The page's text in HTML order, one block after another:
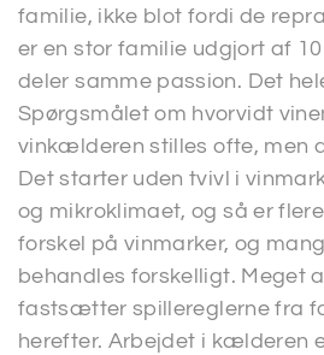
familie, ikke blot fordi de
er en stor familie udgjort af
deler samme passion. Det
Spørgsmålet om hvorvidt
vinkælderen stilles ofte, men
Det starter uden tvivl i
og mikroklimaet, og så er
forskel på vinmarker, og
behandles forskelligt. Meget
fastsætter spillereglerne fra
herefter. Arbejdet i kælderen